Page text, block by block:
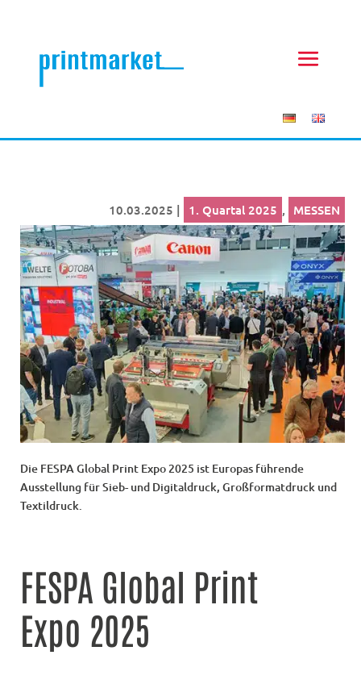
10.03.2025 | 1. Quartal 2025 , MESSEN
Die FESPA Global Print Expo 2025 ist Europas führende
Ausstellung für Sieb- und Digitaldruck, Großformatdruck und
Textildruck.
FESPA Global Print
Expo 2025